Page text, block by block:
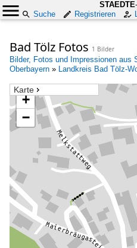
STAEDTE
Suche
Registrieren
Bad Tölz Fotos 1 Bilder
Bilder, Fotos und Impressionen aus
Oberbayern » Landkreis Bad Tölz-
Karte
+
−